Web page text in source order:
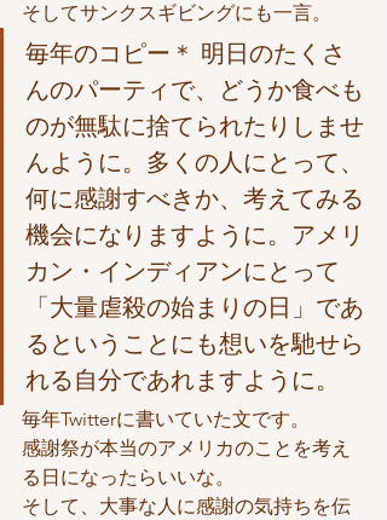
そしてサンクスギビングにも一言。
毎年のコピー＊ 明日のたくさ
んのパーティで、どうか食べも
のが無駄に捨てられたりしませ
んように。多くの人にとって、
何に感謝すべきか、考えてみる
機会になりますように。アメリ
カン・インディアンにとって
「大量虐殺の始まりの日」であ
るということにも想いを馳せら
れる自分であれますように。
毎年Twitterに書いていた文です。
感謝祭が本当のアメリカのことを考え
る日になったらいいな。
そして、大事な人に感謝の気持ちを伝